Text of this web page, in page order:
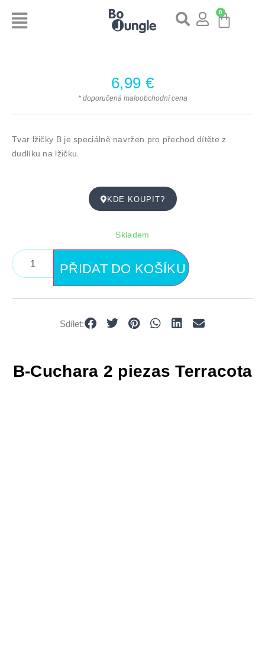
0
B-Cuchara 2 piezas Terracota
6,99 €
* doporučená maloobchodní cena
Tvar lžičky B je speciálně navržen pro přechod dítěte z
dudlíku na lžičku.
KDE KOUPIT?
Skladem
PŘIDAT DO KOŠÍKU
Sdílet: